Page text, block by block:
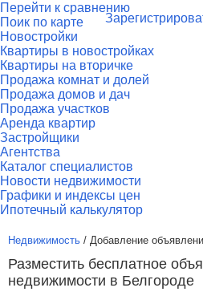
Перейти к сравнению
Поик по карте
Новостройки
Квартиры в новостройках
Квартиры на вторичке
Продажа комнат и долей
Продажа домов и дач
Продажа участков
Аренда квартир
Застройщики
Агентства
Каталог специалистов
Новости недвижимости
Графики и индексы цен
Ипотечный калькулятор
Недвижимость / Добавление
Разместить бесплатное
недвижимости в Белгороде